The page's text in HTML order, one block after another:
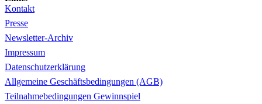
Kontakt
Presse
Newsletter-Archiv
Impressum
Datenschutzerklärung
Allgemeine Geschäftsbedingungen (AGB)
Teilnahmebedingungen Gewinnspiel